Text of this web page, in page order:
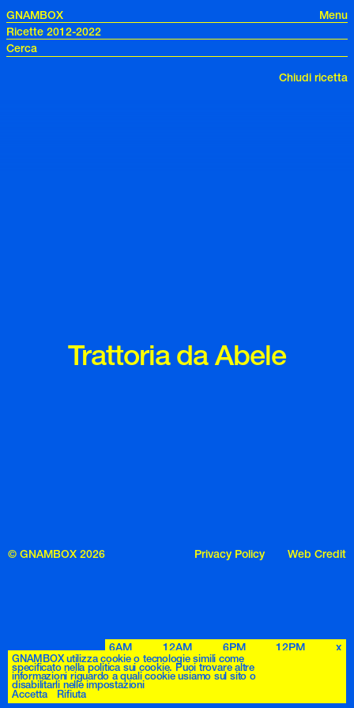
GNAMBOX
Menu
Ricette 2012-2022
Chiudi ricetta
Trattoria da Abele
© GNAMBOX 2026 Privacy Policy Web Credit
6AM 12AM 6PM 12PM x
GNAMBOX utilizza cookie o tecnologie simili come
specificato nella politica sui cookie. Puoi trovare altre
informazioni riguardo a quali cookie usiamo sul sito o
disabilitarli nelle impostazioni
Accetta Rifiuta